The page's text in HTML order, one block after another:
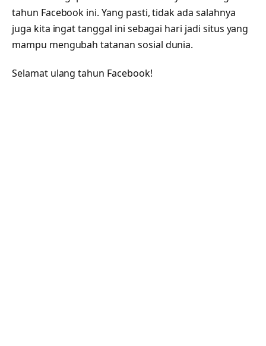
tahun Facebook ini. Yang pasti, tidak ada salahnya
juga kita ingat tanggal ini sebagai hari jadi situs yang
mampu mengubah tatanan sosial dunia.
Selamat ulang tahun Facebook!